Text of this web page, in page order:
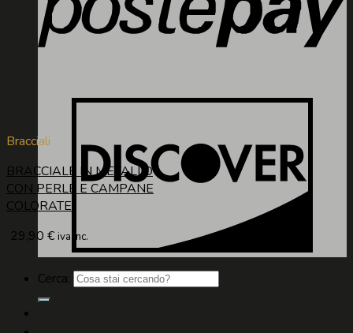
Cerca:
Bracciali
BRACCIALE IN METALLO
CON PERLE E CAMPANE
COLORATE
29,90 € iva inc.